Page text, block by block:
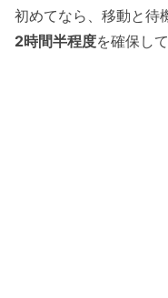
初めてなら、移動と待
2時間半程度を確保し